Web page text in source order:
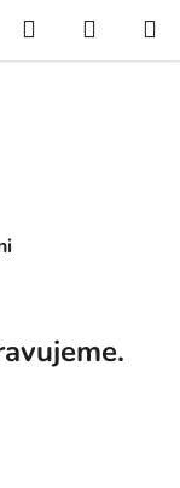
Hľadať
KOŠÍK